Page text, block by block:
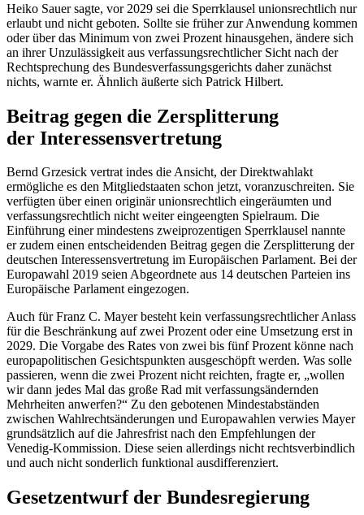
Heiko Sauer sagte, vor 2029 sei die Sperrklausel unionsrechtlich nur
erlaubt und nicht geboten. Sollte sie früher zur Anwendung kommen
oder über das Minimum von zwei Prozent hinausgehen, ändere sich
an ihrer Unzulässigkeit aus verfassungsrechtlicher Sicht nach der
Rechtsprechung des Bundesverfassungsgerichts daher zunächst
nichts, warnte er. Ähnlich äußerte sich Patrick Hilbert.
Beitrag gegen die Zersplitterung
der Interessensvertretung
Bernd Grzesick vertrat indes die Ansicht, der Direktwahlakt
ermögliche es den Mitgliedstaaten schon jetzt, voranzuschreiten. Sie
verfügten über einen originär unionsrechtlich eingeräumten und
verfassungsrechtlich nicht weiter eingeengten Spielraum. Die
Einführung einer mindestens zweiprozentigen Sperrklausel nannte
er zudem einen entscheidenden Beitrag gegen die Zersplitterung der
deutschen Interessensvertretung im Europäischen Parlament. Bei der
Europawahl 2019 seien Abgeordnete aus 14 deutschen Parteien ins
Europäische Parlament eingezogen.
Auch für Franz C. Mayer besteht kein verfassungsrechtlicher Anlass
für die Beschränkung auf zwei Prozent oder eine Umsetzung erst in
2029. Die Vorgabe des Rates von zwei bis fünf Prozent könne nach
europapolitischen Gesichtspunkten ausgeschöpft werden. Was solle
passieren, wenn die zwei Prozent nicht reichten, fragte er, „wollen
wir dann jedes Mal das große Rad mit verfassungsändernden
Mehrheiten anwerfen?“ Zu den gebotenen Mindestabständen
zwischen Wahlrechtsänderungen und Europawahlen verwies Mayer
grundsätzlich auf die Jahresfrist nach den Empfehlungen der
Venedig-Kommission. Diese seien allerdings nicht rechtsverbindlich
und auch nicht sonderlich funktional ausdifferenziert.
Gesetzentwurf der Bundesregierung